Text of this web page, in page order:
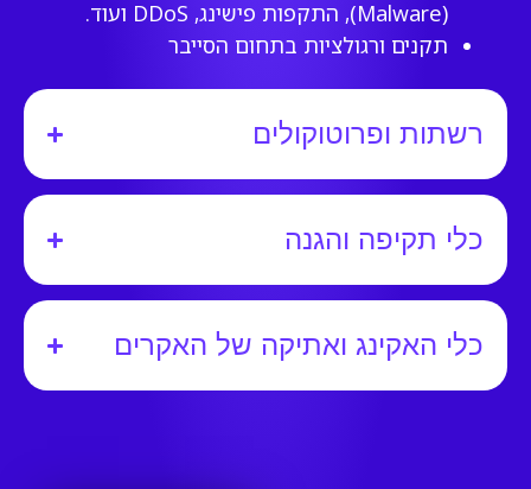
(Malware), התקפות פישינג, DDoS ועוד.
תקנים ורגולציות בתחום הסייבר
רשתות ופרוטוקולים
כלי תקיפה והגנה
כלי האקינג ואתיקה של האקרים